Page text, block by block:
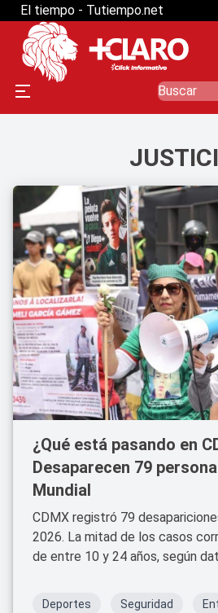
El tiempo - Tutiempo.net
¿Qué está pasando en
Desaparecen 79
Mundial
CDMX registró 79
2026. La mitad de los casos
de entre 10 y 24 años, según
Deportes Seguridad